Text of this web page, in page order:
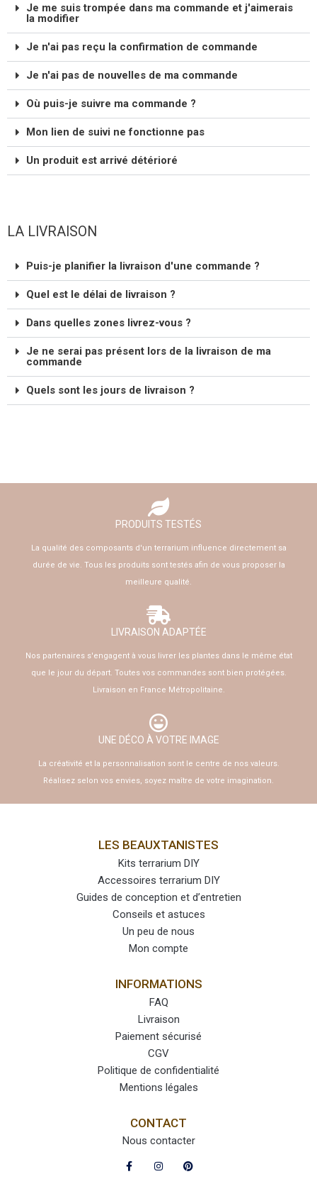
Je me suis trompée dans ma commande et j'aimerais
la modifier
Je n'ai pas reçu la confirmation de commande
Je n'ai pas de nouvelles de ma commande
Où puis-je suivre ma commande ?
Mon lien de suivi ne fonctionne pas
Un produit est arrivé détérioré
LA LIVRAISON
Puis-je planifier la livraison d'une commande ?
Quel est le délai de livraison ?
Dans quelles zones livrez-vous ?
Je ne serai pas présent lors de la livraison de ma
commande
Quels sont les jours de livraison ?
PRODUITS TESTÉS
La qualité des composants d'un terrarium influence directement sa
durée de vie. Tous les produits sont testés afin de vous proposer la
meilleure qualité.
LIVRAISON ADAPTÉE
Nos partenaires s'engagent à vous livrer les plantes dans le même état
que le jour du départ. Toutes vos commandes sont bien protégées.
Livraison en France Métropolitaine.
UNE DÉCO À VOTRE IMAGE
La créativité et la personnalisation sont le centre de nos valeurs.
Réalisez selon vos envies, soyez maître de votre imagination.
LES BEAUXTANISTES
Kits terrarium DIY
Accessoires terrarium DIY
Guides de conception et d’entretien
Conseils et astuces
Un peu de nous
Mon compte
INFORMATIONS
FAQ
Livraison
Paiement sécurisé
CGV
Politique de confidentialité
Mentions légales
CONTACT
Nous contacter